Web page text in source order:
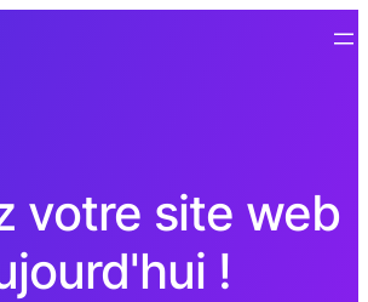
votre site web
!